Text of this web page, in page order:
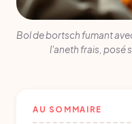
Bol de bortsch fumant
l'aneth frais, posé
AU SOMMAIRE